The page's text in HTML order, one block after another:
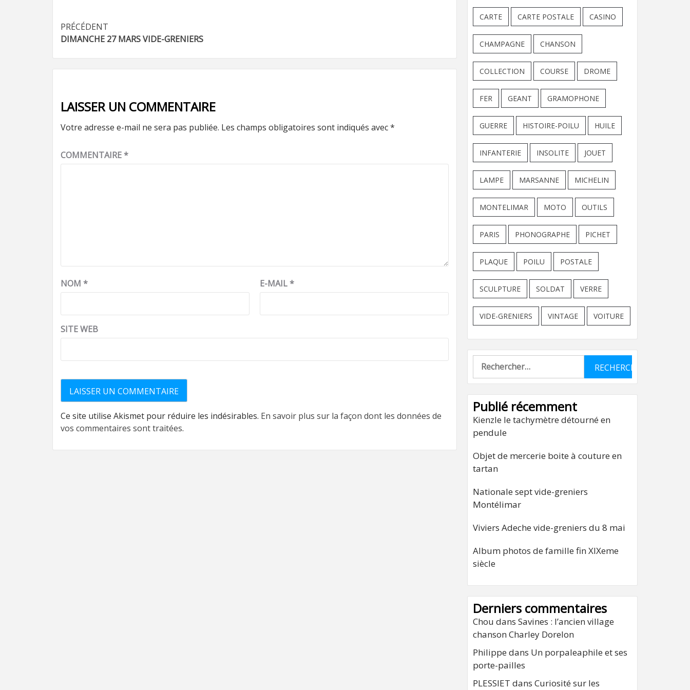
Navigation
d’article
PRÉCÉDENT
DIMANCHE 27 MARS VIDE-GRENIERS
LAISSER UN COMMENTAIRE
Votre adresse e-mail ne sera pas publiée. Les champs obligatoires sont indiqués avec*
COMMENTAIRE*
NOM * E-MAIL*
SITE WEB
Ce site utilise Akismet pour réduire les indésirables. En savoir plus sur la façon dont les données de
vos commentaires sont traitées.
CARTE CARTE POSTALE CASINO
CHAMPAGNE CHANSON
COLLECTION COURSE DROME
FER GEANT GRAMOPHONE
GUERRE HISTOIRE-POILU HUILE
INFANTERIE INSOLITE JOUET
LAMPE MARSANNE MICHELIN
MONTELIMAR MOTO OUTILS
PARIS PHONOGRAPHE PICHET
PLAQUE POILU POSTALE
SCULPTURE SOLDAT VERRE
VIDE-GRENIERS VINTAGE VOITURE
Rechercher :
Publié récemment
Kienzle le tachymètre détourné en
pendule
Objet de mercerie boite à couture en
tartan
Nationale sept vide-greniers
Montélimar
Viviers Adeche vide-greniers du 8 mai
Album photos de famille fin XIXeme
siècle
Derniers commentaires
Chou dans Savines : l’ancien village
chanson Charley Dorelon
Philippe dans Un porpaleaphile et ses
porte-pailles
PLESSIET dans Curiosité sur les